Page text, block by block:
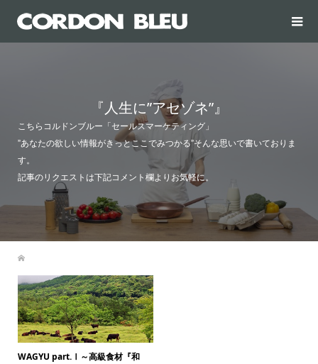
『人生に”アセゾネ”』
こちらコルドンブルー「セールスマーケティング」
”あなたの欲しい情報がきっとここでみつかる”そんな思いで書いておりま
す。
記事のリクエストは下記コメント欄よりお気軽に。
WAGYU part.Ⅰ～高級食材『和